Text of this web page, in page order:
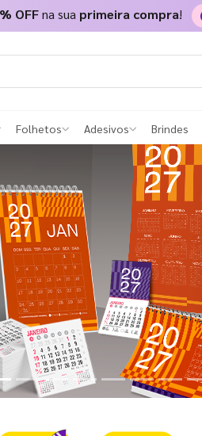
OFFna sua primeira compra!
Folhetos Adesivos Brindes